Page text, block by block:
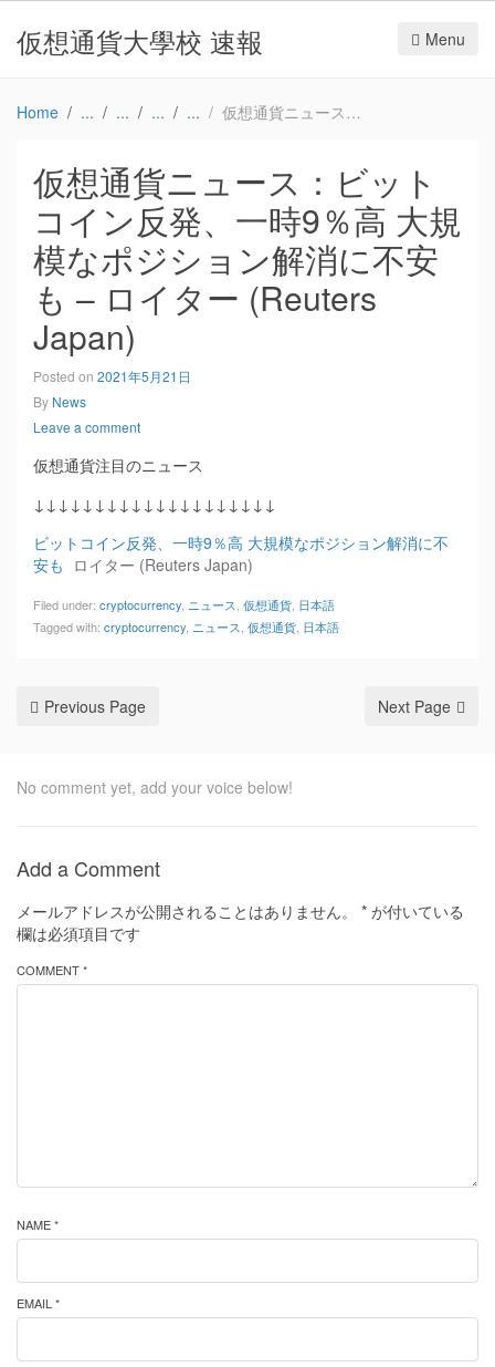
仮想通貨大學校 速報 Menu
Home 仮想通貨ニュース：ビットコイン反発、一時9％高 大規模なポジション解消に不安も – ロイター (Reuters Japan)
仮想通貨ニュース：ビット
コイン反発、一時9％高 大規
模なポジション解消に不安
も – ロイター (Reuters
Japan)
Posted on 2021年5月21日
By News
Leave a comment
仮想通貨注目のニュース
↓↓↓↓↓↓↓↓↓↓↓↓↓↓↓↓↓↓↓↓
ビットコイン反発、一時9％高 大規模なポジション解消に不
安も ロイター (Reuters Japan)
Filed under: cryptocurrency ニュース 仮想通貨 日本語
Tagged with: cryptocurrency ニュース 仮想通貨 日本語
Previous Page Next Page
No comment yet, add your voice below!
Add a Comment
メールアドレスが公開されることはありません。 * が付いている
欄は必須項目です
COMMENT *
NAME *
EMAIL *